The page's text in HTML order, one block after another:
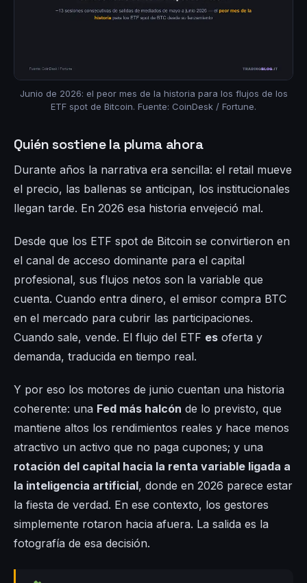
Junio de 2026: el peor mes de la historia para los flujos de los
ETF spot de Bitcoin. Fuente: CoinDesk / Fortune.
Quién sostiene la pluma ahora
Durante años la narrativa era sencilla: el retail mueve
el precio, las ballenas se anticipan, los institucionales
llegan tarde. En 2026 esa historia envejeció mal.
Desde que los ETF spot de Bitcoin se convirtieron en
el canal de acceso dominante para el capital
profesional, sus flujos netos son la variable que
cuenta. Cuando entra dinero, el emisor compra BTC
en el mercado para cubrir las participaciones.
Cuando sale, vende. El flujo del ETF es oferta y
demanda, traducida en tiempo real.
Y por eso los motores de junio cuentan una historia
coherente: una Fed más halcón de lo previsto, que
mantiene altos los rendimientos reales y hace menos
atractivo un activo que no paga cupones; y una
rotación del capital hacia la renta variable ligada a
la inteligencia artificial, donde en 2026 parece estar
la fiesta de verdad. En ese contexto, los gestores
simplemente rotaron hacia afuera. La salida es la
fotografía de esa decisión.